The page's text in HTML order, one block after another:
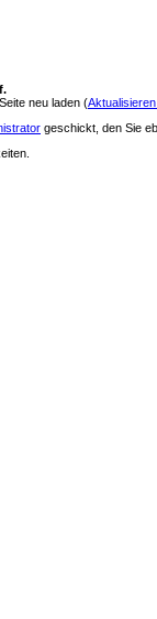
neu laden (
geschickt, den Sie